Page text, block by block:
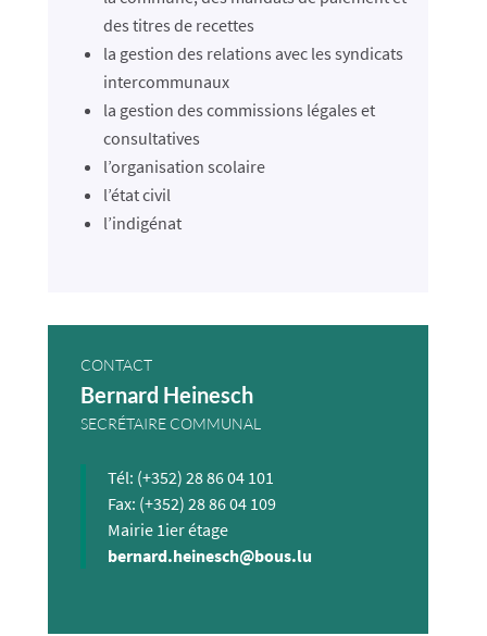
des titres de recettes
la gestion des relations avec les syndicats
intercommunaux
la gestion des commissions légales et
consultatives
l’organisation scolaire
l’état civil
l’indigénat
CONTACT
Bernard Heinesch
SECRÉTAIRE COMMUNAL
Tél: (+352) 28 86 04 101
Fax: (+352) 28 86 04 109
Mairie 1ier étage
bernard.heinesch@bous.lu